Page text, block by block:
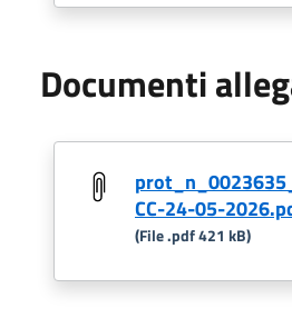
Documenti
CC-24-05-
(File .pdf 421 kB)